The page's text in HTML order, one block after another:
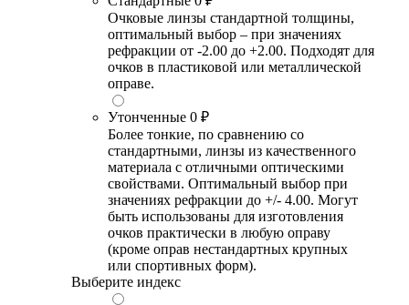
Очковые линзы стандартной толщины,
оптимальный выбор – при значениях
рефракции от -2.00 до +2.00. Подходят для
очков в пластиковой или металлической
оправе.
Утонченные 0 ₽
Более тонкие, по сравнению со
стандартными, линзы из качественного
материала с отличными оптическими
свойствами. Оптимальный выбор при
значениях рефракции до +/- 4.00. Могут
быть использованы для изготовления
очков практически в любую оправу
(кроме оправ нестандартных крупных
или спортивных форм).
Выберите индекс